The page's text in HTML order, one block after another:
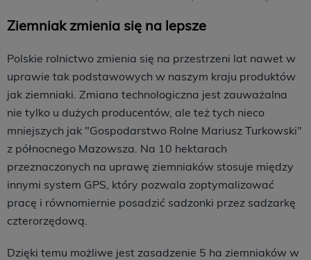
Ziemniak zmienia się na lepsze
Polskie rolnictwo zmienia się na przestrzeni lat nawet w
uprawie tak podstawowych w naszym kraju produktów
jak ziemniaki. Zmiana technologiczna jest zauważalna
nie tylko u dużych producentów, ale też tych nieco
mniejszych jak "Gospodarstwo Rolne Mariusz Turkowski"
z północnego Mazowsza. Na 10 hektarach
przeznaczonych na uprawę ziemniaków stosuje między
innymi system GPS, który pozwala zoptymalizować
pracę i równomiernie posadzić sadzonki przez sadzarkę
czterorzędową.
Dzięki temu możliwe jest zasadzenie 5 ha ziemniaków w